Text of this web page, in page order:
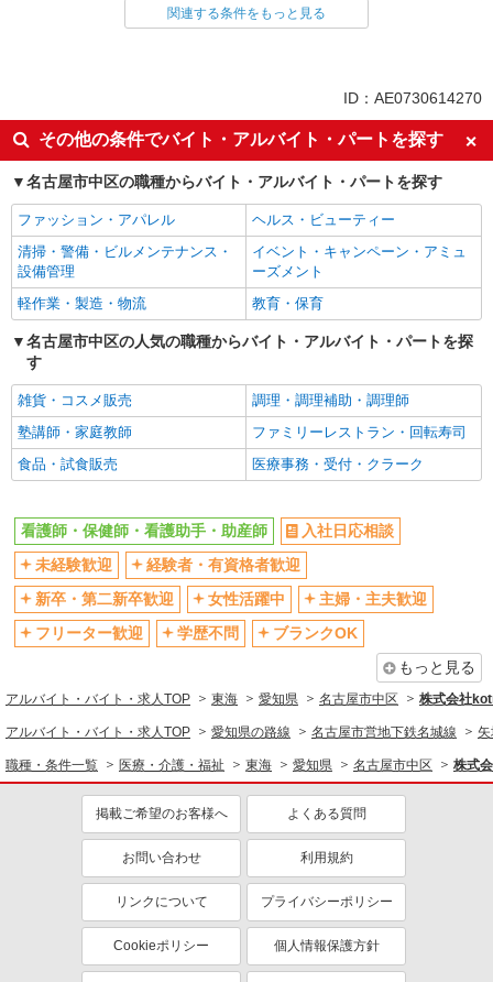
看護師・保健師・看護助手・助産師
ボーナス・賞与あり
車通勤OK
交通費支給
社会保険あり
産休・育休取得実績あり
関連する条件をもっと見る
ID：AE0730614270
その他の条件でバイト・アルバイト・パートを探す
名古屋市中区の職種からバイト・アルバイト・パートを探す
ファッション・アパレル
ヘルス・ビューティー
清掃・警備・ビルメンテナンス・
設備管理
イベント・キャンペーン・アミュ
ーズメント
軽作業・製造・物流
教育・保育
名古屋市中区の人気の職種からバイト・アルバイト・パートを探
す
雑貨・コスメ販売
調理・調理補助・調理師
塾講師・家庭教師
ファミリーレストラン・回転寿司
食品・試食販売
医療事務・受付・クラーク
看護師・保健師・看護助手・助産師
入社日応相談
未経験歓迎
経験者・有資格者歓迎
新卒・第二新卒歓迎
女性活躍中
主婦・主夫歓迎
フリーター歓迎
学歴不問
ブランクOK
もっと見る
アルバイト・バイト・求人TOP 東海 愛知県 名古屋市中区 株式会社
アルバイト・バイト・求人TOP 愛知県の路線 名古屋市営地下鉄名城線
職種・条件一覧 医療・介護・福祉 東海 愛知県 名古屋市中区 株式
掲載ご希望のお客様へ よくある質問
お問い合わせ 利用規約
リンクについて プライバシーポリシー
Cookieポリシー 個人情報保護方針